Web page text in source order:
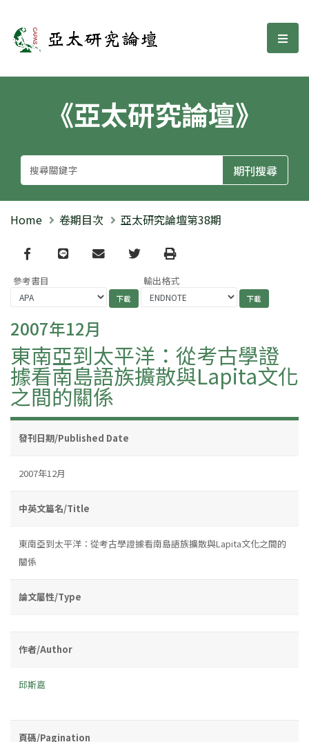
亞太研究論壇 選
《亞太研究論壇》
Home 卷期目次 亞太研究論壇第38期
Facebook
line email TwitterPrint
參考書目 輸出格式
2007年12月
東南亞到太平洋：從考古學證
據看南島語族擴散與Lapita文化
之間的關係
發刊日期/Published Date
2007年12月
中英文篇名/Title
東南亞到太平洋：從考古學證據看南島語族擴散與Lapita文化之間的
關係
論文屬性/Type
作者/Author
邱斯嘉
頁碼/Pagination